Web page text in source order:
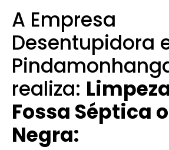
A Empresa
Desentupidora
realiza:
Fossa Séptica
Negra: